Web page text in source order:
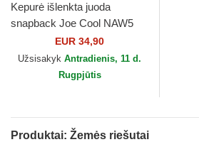
Kepurė išlenkta juoda
snapback Joe Cool NAW5
Snoopy Žemės riešutai
Capslab
EUR 34,90
Užsisakyk Antradienis, 11 d.
Rugpjūtis
Produktai: Žemės riešutai